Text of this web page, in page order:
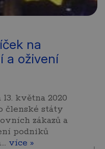
na
a oživení
května 2020
členské státy
zákazů a
podniků
více »